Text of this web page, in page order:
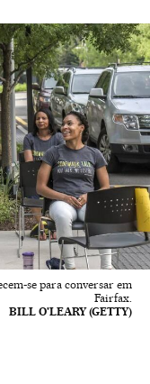
se para conversar em
Fairfax.
BILL O'LEARY (GETTY)